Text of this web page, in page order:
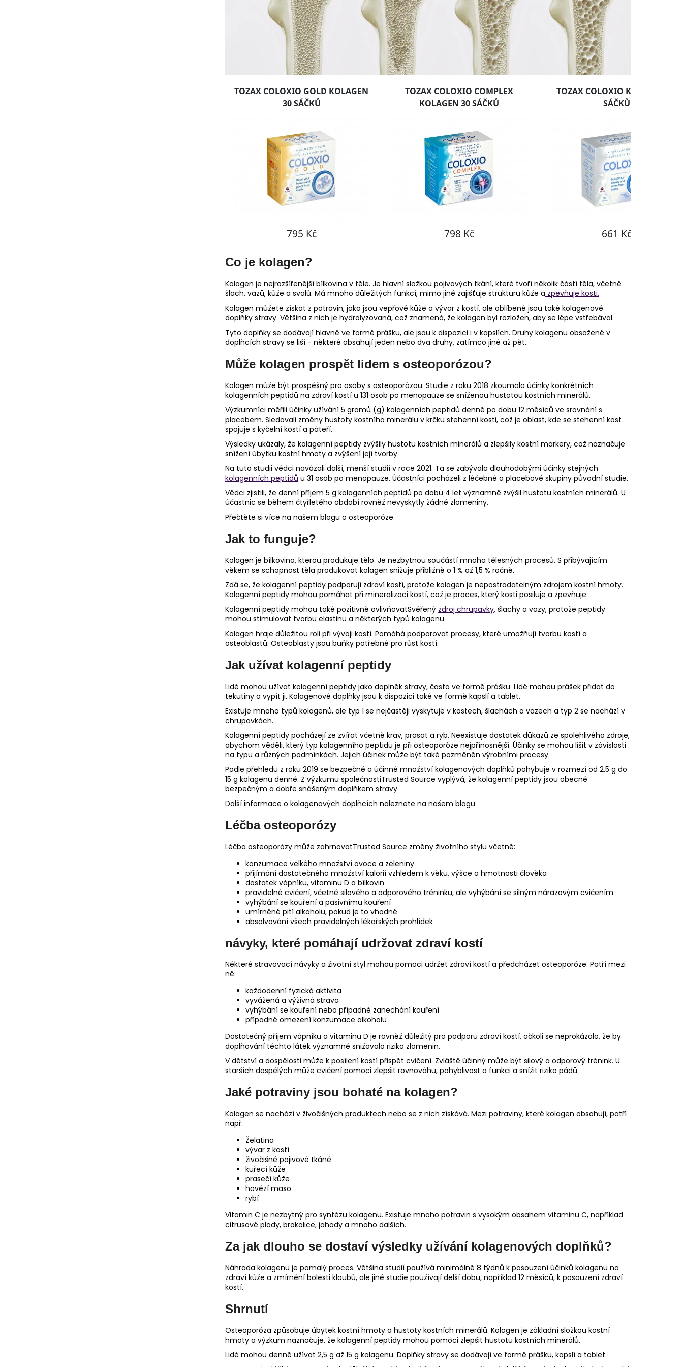
Co je kolagen?
Kolagen je nejrozšířenější bílkovina v těle. Je hlavní složkou pojivových tkání, které tvoří několik částí těla, včetně
šlach, vazů, kůže a svalů. Má mnoho důležitých funkcí, mimo jiné zajišťuje strukturu kůže a zpevňuje kosti.
Kolagen můžete získat z potravin, jako jsou vepřové kůže a vývar z kostí, ale oblíbené jsou také kolagenové
doplňky stravy. Většina z nich je hydrolyzovaná, což znamená, že kolagen byl rozložen, aby se lépe vstřebával.
Tyto doplňky se dodávají hlavně ve formě prášku, ale jsou k dispozici i v kapslích. Druhy kolagenu obsažené v
doplňcích stravy se liší - některé obsahují jeden nebo dva druhy, zatímco jiné až pět.
Může kolagen prospět lidem s osteoporózou?
Kolagen může být prospěšný pro osoby s osteoporózou. Studie z roku 2018 zkoumala účinky konkrétních
kolagenních peptidů na zdraví kostí u 131 osob po menopauze se sníženou hustotou kostních minerálů.
Výzkumníci měřili účinky užívání 5 gramů (g) kolagenních peptidů denně po dobu 12 měsíců ve srovnání s
placebem. Sledovali změny hustoty kostního minerálu v krčku stehenní kosti, což je oblast, kde se stehenní kost
spojuje s kyčelní kostí a páteří.
Výsledky ukázaly, že kolagenní peptidy zvýšily hustotu kostních minerálů a zlepšily kostní markery, což naznačuje
snížení úbytku kostní hmoty a zvýšení její tvorby.
Na tuto studii vědci navázali další, menší studií v roce 2021. Ta se zabývala dlouhodobými účinky stejných
kolagenních peptidů u 31 osob po menopauze. Účastníci pocházeli z léčebné a placebové skupiny původní studie.
Vědci zjistili, že denní příjem 5 g kolagenních peptidů po dobu 4 let významně zvýšil hustotu kostních minerálů. U
účastnic se během čtyřletého období rovněž nevyskytly žádné zlomeniny.
Přečtěte si více na našem blogu o osteoporóze.
Jak to funguje?
Kolagen je bílkovina, kterou produkuje tělo. Je nezbytnou součástí mnoha tělesných procesů. S přibývajícím
věkem se schopnost těla produkovat kolagen snižuje přibližně o 1 % až 1,5 % ročně.
Zdá se, že kolagenní peptidy podporují zdraví kostí, protože kolagen je nepostradatelným zdrojem kostní hmoty.
Kolagenní peptidy mohou pomáhat při mineralizaci kostí, což je proces, který kosti posiluje a zpevňuje.
Kolagenní peptidy mohou také pozitivně ovlivňovatSvěřený zdroj chrupavky, šlachy a vazy, protože peptidy
mohou stimulovat tvorbu elastinu a některých typů kolagenu.
Kolagen hraje důležitou roli při vývoji kostí. Pomáhá podporovat procesy, které umožňují tvorbu kostí a
osteoblastů. Osteoblasty jsou buňky potřebné pro růst kostí.
Jak užívat kolagenní peptidy
Lidé mohou užívat kolagenní peptidy jako doplněk stravy, často ve formě prášku. Lidé mohou prášek přidat do
tekutiny a vypít ji. Kolagenové doplňky jsou k dispozici také ve formě kapslí a tablet.
Existuje mnoho typů kolagenů, ale typ 1 se nejčastěji vyskytuje v kostech, šlachách a vazech a typ 2 se nachází v
chrupavkách.
Kolagenní peptidy pocházejí ze zvířat včetně krav, prasat a ryb. Neexistuje dostatek důkazů ze spolehlivého zdroje,
abychom věděli, který typ kolagenního peptidu je při osteoporóze nejpřínosnější. Účinky se mohou lišit v závislosti
na typu a různých podmínkách. Jejich účinek může být také pozměněn výrobními procesy.
Podle přehledu z roku 2019 se bezpečné a účinné množství kolagenových doplňků pohybuje v rozmezí od 2,5 g do
15 g kolagenu denně. Z výzkumu společnostiTrusted Source vyplývá, že kolagenní peptidy jsou obecně
bezpečným a dobře snášeným doplňkem stravy.
Další informace o kolagenových doplňcích naleznete na našem blogu.
Léčba osteoporózy
Léčba osteoporózy může zahrnovatTrusted Source změny životního stylu včetně:
konzumace velkého množství ovoce a zeleniny
přijímání dostatečného množství kalorií vzhledem k věku, výšce a hmotnosti člověka
dostatek vápníku, vitaminu D a bílkovin
pravidelné cvičení, včetně silového a odporového tréninku, ale vyhýbání se silným nárazovým cvičením
vyhýbání se kouření a pasivnímu kouření
umírněné pití alkoholu, pokud je to vhodné
absolvování všech pravidelných lékařských prohlídek
návyky, které pomáhají udržovat zdraví kostí
Některé stravovací návyky a životní styl mohou pomoci udržet zdraví kostí a předcházet osteoporóze. Patří mezi
ně:
každodenní fyzická aktivita
vyvážená a výživná strava
vyhýbání se kouření nebo případné zanechání kouření
případné omezení konzumace alkoholu
Dostatečný příjem vápníku a vitaminu D je rovněž důležitý pro podporu zdraví kostí, ačkoli se neprokázalo, že by
doplňování těchto látek významně snižovalo riziko zlomenin.
V dětství a dospělosti může k posílení kostí přispět cvičení. Zvláště účinný může být silový a odporový trénink. U
starších dospělých může cvičení pomoci zlepšit rovnováhu, pohyblivost a funkci a snížit riziko pádů.
Jaké potraviny jsou bohaté na kolagen?
Kolagen se nachází v živočišných produktech nebo se z nich získává. Mezi potraviny, které kolagen obsahují, patří
např:
Želatina
vývar z kostí
živočišné pojivové tkáně
kuřecí kůže
prasečí kůže
hovězí maso
rybí
Vitamin C je nezbytný pro syntézu kolagenu. Existuje mnoho potravin s vysokým obsahem vitaminu C, například
citrusové plody, brokolice, jahody a mnoho dalších.
Za jak dlouho se dostaví výsledky užívání kolagenových doplňků?
Náhrada kolagenu je pomalý proces. Většina studií používá minimálně 8 týdnů k posouzení účinků kolagenu na
zdraví kůže a zmírnění bolesti kloubů, ale jiné studie používají delší dobu, například 12 měsíců, k posouzení zdraví
kostí.
Shrnutí
Osteoporóza způsobuje úbytek kostní hmoty a hustoty kostních minerálů. Kolagen je základní složkou kostní
hmoty a výzkum naznačuje, že kolagenní peptidy mohou pomoci zlepšit hustotu kostních minerálů.
Lidé mohou denně užívat 2,5 g až 15 g kolagenu. Doplňky stravy se dodávají ve formě prášku, kapslí a tablet.